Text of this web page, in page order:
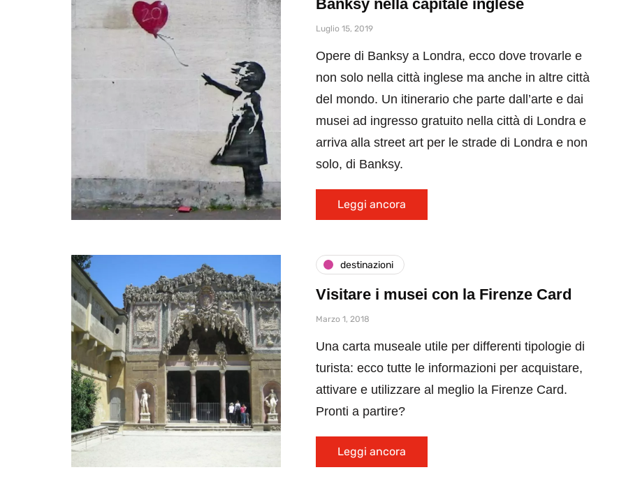
Banksy nella capitale inglese
Luglio 15, 2019
Opere di Banksy a Londra, ecco dove trovarle e
non solo nella città inglese ma anche in altre città
del mondo. Un itinerario che parte dall’arte e dai
musei ad ingresso gratuito nella città di Londra e
arriva alla street art per le strade di Londra e non
solo, di Banksy.
Leggi ancora
destinazioni
Visitare i musei con la Firenze Card
Marzo 1, 2018
Una carta museale utile per differenti tipologie di
turista: ecco tutte le informazioni per acquistare,
attivare e utilizzare al meglio la Firenze Card.
Pronti a partire?
Leggi ancora